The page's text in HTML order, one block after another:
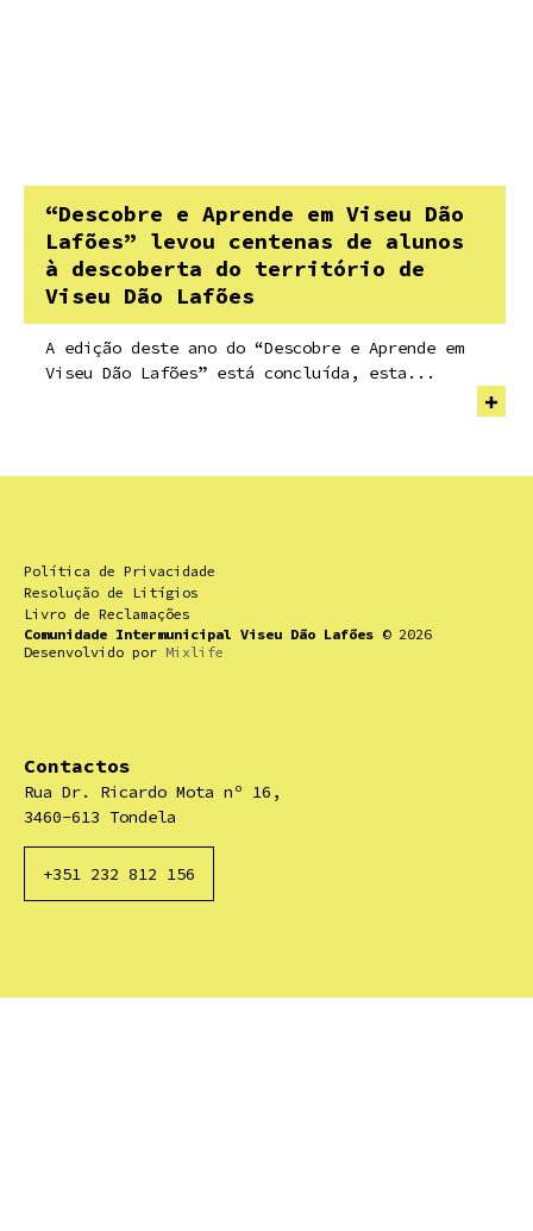
“Descobre e Aprende em Viseu Dão
Lafões” levou centenas de alunos
à descoberta do território de
Viseu Dão Lafões
A edição deste ano do “Descobre e Aprende em
Viseu Dão Lafões” está concluída, esta...
Política de Privacidade
Resolução de Litígios
Livro de Reclamações
Comunidade Intermunicipal Viseu Dão Lafões © 2026
Desenvolvido por Mixlife
Contactos
Rua Dr. Ricardo Mota nº 16,
3460-613 Tondela
+351 232 812 156